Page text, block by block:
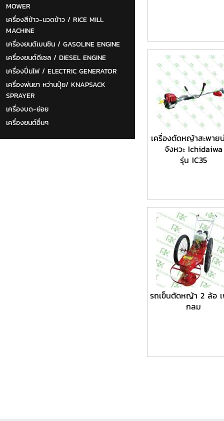
MOWER
เครื่องสีข้าว-นวดข้าว / RICE MILL
MACHINE
เครื่องยนต์เบนซิน / GASOLINE ENGINE
เครื่องยนต์ดีเซล / DIESEL ENGINE
เครื่องปั่นไฟ / ELECTRIC GENERATOR
เครื่องพ่นยา หว่านปุ๋ย/ KNAPSACK
SPRAYER
เครื่องบด-ย่อย
เครื่องยนต์อื่นๆ
เครื่องตัดหญ้าสะพาย
จังหวะ Ichidaiwa
รุ่น IC35
รถเข็นตัดหญ้า 2 ล้อ
กลม